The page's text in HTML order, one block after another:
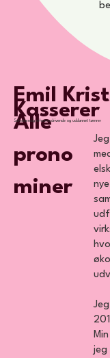
Emil
Kasserer
Alle
prono
miner
Selvstændig erhvervsdrivende og uddannet tømrer
jeg